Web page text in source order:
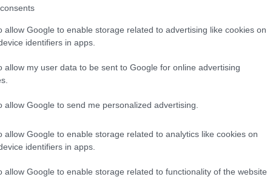
allow Google to enable storage related to advertising like cookies on
identifiers in apps.
allow my user data to be sent to Google for online advertising
allow Google to send me personalized advertising.
allow Google to enable storage related to analytics like cookies on
identifiers in apps.
allow Google to enable storage related to functionality of the website